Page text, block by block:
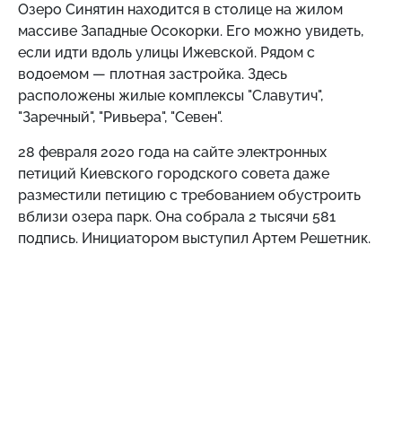
Озеро Синятин находится в столице на жилом
массиве Западные Осокорки. Его можно увидеть,
если идти вдоль улицы Ижевской. Рядом с
водоемом — плотная застройка. Здесь
расположены жилые комплексы "Славутич",
"Заречный", "Ривьера", "Севен".
28 февраля 2020 года на сайте электронных
петиций Киевского городского совета даже
разместили петицию с требованием обустроить
вблизи озера парк. Она собрала 2 тысячи 581
подпись. Инициатором выступил Артем Решетник.